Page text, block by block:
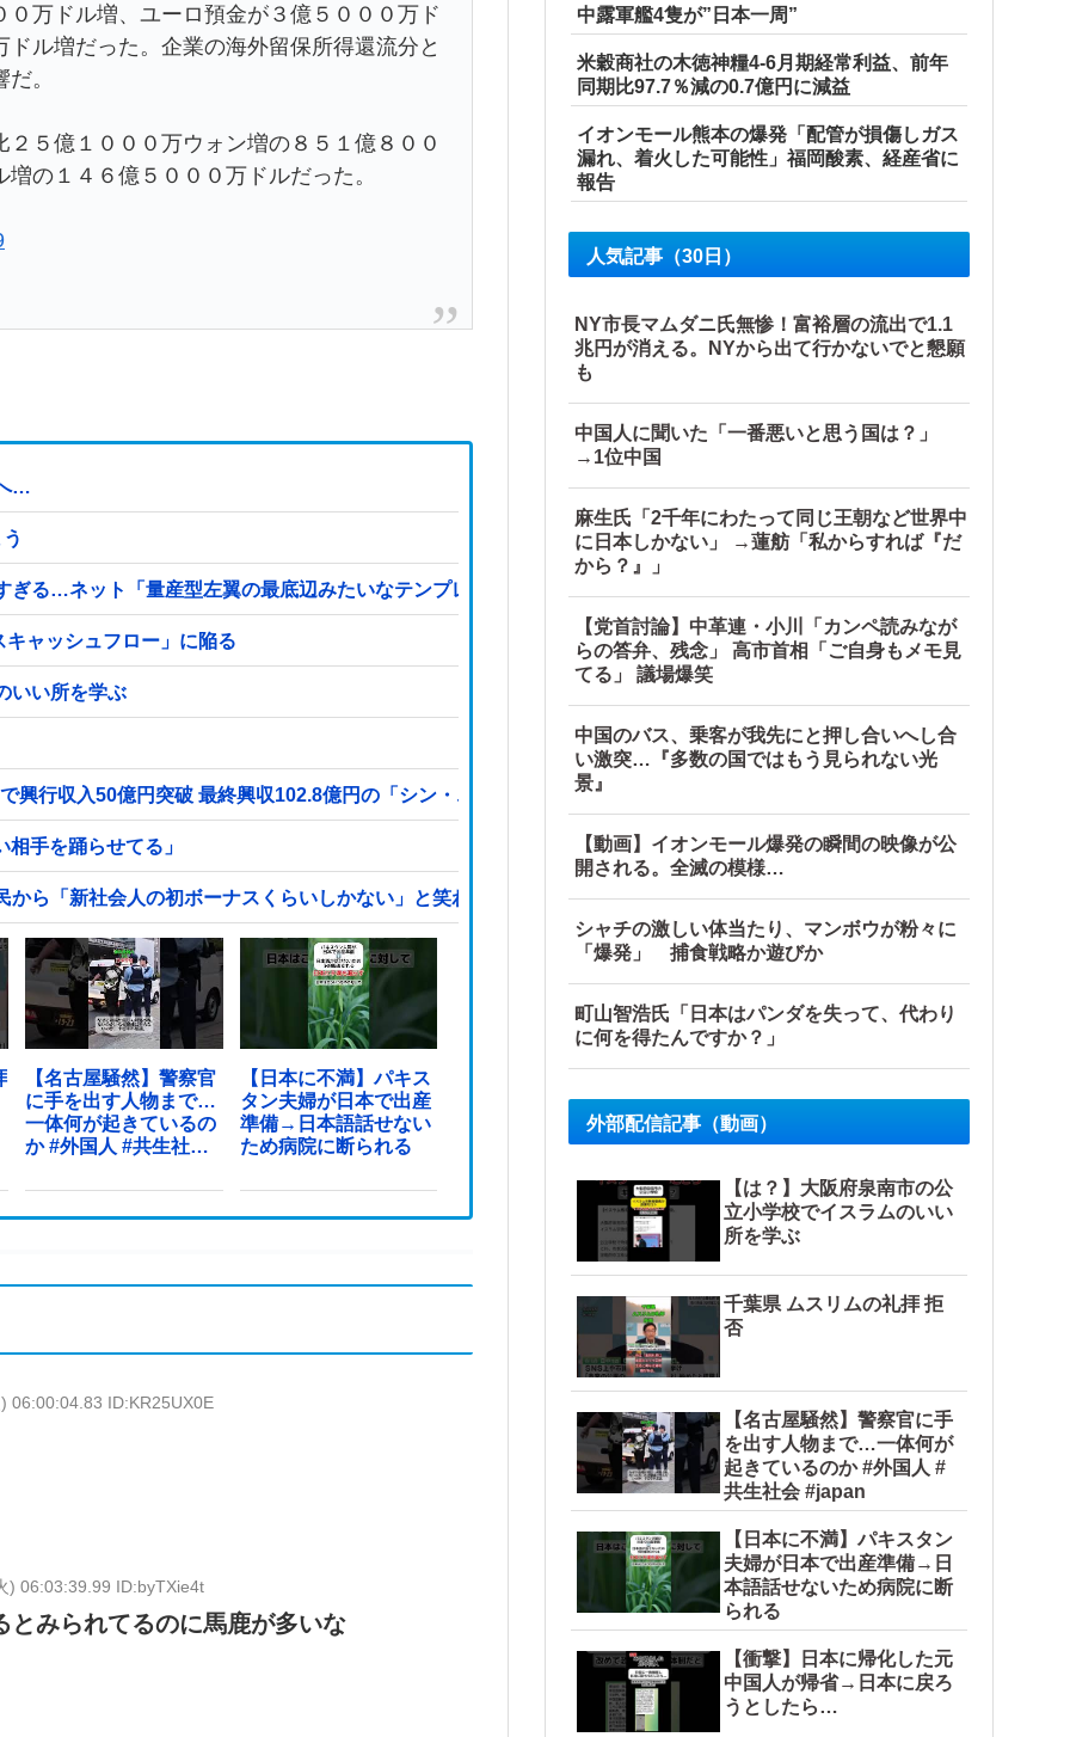
万ドル増、ユーロ預金が３億５０００万ド
ル増だった。企業の海外留保所得還流分と
。
５億１０００万ウォン増の８５１億８００
の１４６億５０００万ドルだった。
…
る…ネット「量産型左翼の最底辺みたいなテンプレ左翼カルト陰謀妄想漫画しか描けなくなってる」
ャッシュフロー」に陥る
いい所を学ぶ
興行収入50億円突破 最終興収102.8億円の「シン・エヴァ」に並ぶペース
手を踊らせてる」
ら「新社会人の初ボーナスくらいしかない」と笑われる他
【名古屋騒然】警察官
に手を出す人物まで…
一体何が起きているの
か #外国人 #共生社会
【日本に不満】パキス
タン夫婦が日本で出産
準備→日本語話せない
ため病院に断られる
06:00:04.83 ID:KR25UX0E
) 06:03:39.99 ID:byTXie4t
みられてるのに馬鹿が多いな
中露軍艦4隻が”日本一周”
米穀商社の木徳神糧4-6月期経常利益、前年
同期比97.7％減の0.7億円に減益
イオンモール熊本の爆発「配管が損傷しガス
漏れ、着火した可能性」福岡酸素、経産省に
報告
人気記事（30日）
NY市長マムダニ氏無惨！富裕層の流出で1.1
兆円が消える。NYから出て行かないでと懇願
も
中国人に聞いた「一番悪いと思う国は？」
→1位中国
麻生氏「2千年にわたって同じ王朝など世界中
に日本しかない」 →蓮舫「私からすれば『だ
から？』」
【党首討論】中革連・小川「カンペ読みなが
らの答弁、残念」 高市首相「ご自身もメモ見
てる」 議場爆笑
中国のバス、乗客が我先にと押し合いへし合
い激突…『多数の国ではもう見られない光
景』
【動画】イオンモール爆発の瞬間の映像が公
開される。全滅の模様…
シャチの激しい体当たり、マンボウが粉々に
「爆発」 捕食戦略か遊びか
町山智浩氏「日本はパンダを失って、代わり
に何を得たんですか？」
外部配信記事（動画）
【は？】大阪府泉南市の公
立小学校でイスラムのいい
所を学ぶ
千葉県 ムスリムの礼拝 拒
否
【名古屋騒然】警察官に手
を出す人物まで…一体何が
起きているのか #外国人 #
共生社会 #japan
【日本に不満】パキスタン
夫婦が日本で出産準備→日
本語話せないため病院に断
られる
【衝撃】日本に帰化した元
中国人が帰省→日本に戻ろ
うとしたら…